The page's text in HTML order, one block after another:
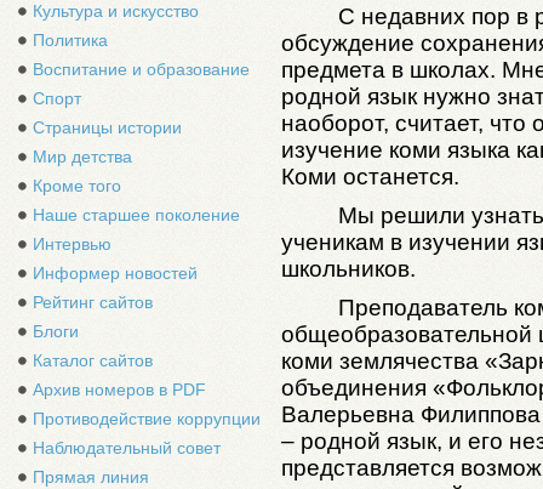
Культура и искусство
Политика
Воспитание и образование
Спорт
Страницы истории
Мир детства
Кроме того
Наше старшее поколение
Интервью
Информер новостей
Рейтинг сайтов
Блоги
Каталог сайтов
Архив номеров в PDF
Противодействие коррупции
Наблюдательный совет
Прямая линия
С недавних пор в
обсуждение
предмета в школах.
родной язык нужно
наоборот, считает,
изучение коми языка
Коми останется.
Мы решили
ученикам в изучении
школьников.
Преподаватель
общеобразовательной
коми землячества
объединения
Валерьевна
– родной язык, и его
представляется